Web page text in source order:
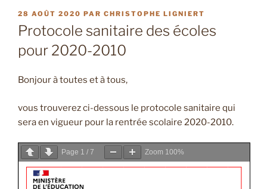
PUBLIÉ
LE
28 AOÛT 2020 PAR CHRISTOPHE LIGNIERT
Protocole sanitaire des écoles
pour 2020-2010
Bonjour à toutes et à tous,
vous trouverez ci-dessous le protocole sanitaire qui
sera en vigueur pour la rentrée scolaire 2020-2010.
Page 1 / 7 Zoom 100%